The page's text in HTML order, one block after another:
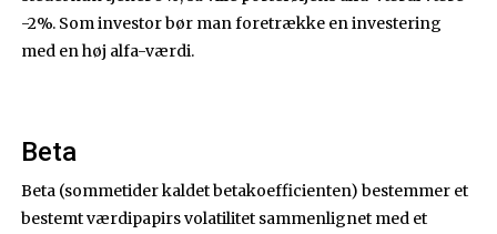
-2%. Som investor bør man foretrække en investering
med en høj alfa-værdi.
Beta
Beta (sommetider kaldet betakoefficienten) bestemmer et
bestemt værdipapirs volatilitet sammenlignet med et